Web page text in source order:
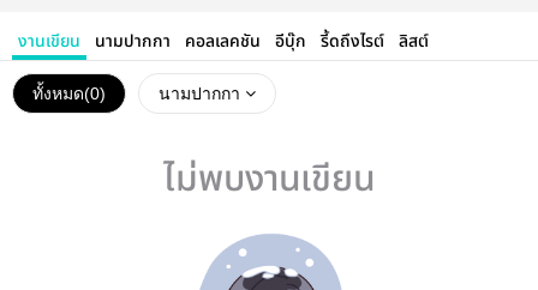
งานเขียน นามปากกา คอลเลคชัน อีบุ๊ก รี้ดถึงไรต์ ลิสต์
ทั้งหมด(0) นามปากกา
ไม่พบงานเขียน